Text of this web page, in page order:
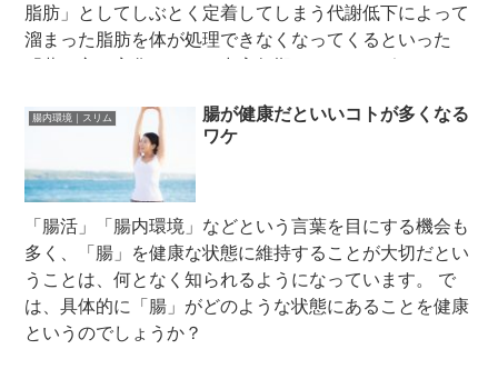
脂肪」としてしぶとく定着してしまう代謝低下によって
溜まった脂肪を体が処理できなくなってくるといった
腸内環境｜スリム
腸が健康だといいコトが多くなる
ワケ
「腸活」「腸内環境」などという言葉を目にする機会も
多く、「腸」を健康な状態に維持することが大切だとい
うことは、何となく知られるようになっています。 で
は、具体的に「腸」がどのような状態にあることを健康
というのでしょうか？